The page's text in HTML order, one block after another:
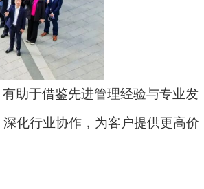
助于借鉴先进管理经验与专业发
化行业协作，为客户提供更高价